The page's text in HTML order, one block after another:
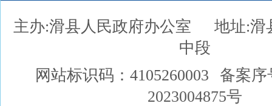
主办:滑县人民政府办公室
地址:滑
中段
网站标识码：4105260003
备案序
2023004875号